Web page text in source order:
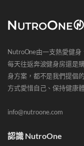
NutroOne由一支熱愛健
每天往返奔波健身房還是
身方案，都不是我們提倡
方式愛惜自己、保持健康
info@nutroone.com
認識 NutroOne